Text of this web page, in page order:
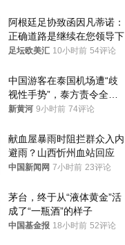
阿根廷足协致函因凡蒂诺：
正确道路是继续在您领导下
足坛欧美汇 10小时前 54评论
中国游客在泰国机场遭“歧
视性手势”，泰方责令全面
调查，对责任人采取最严厉
新黄河 9小时前 74评论
献血屋暴雨时阻拦群众入内
避雨？山西忻州血站回应
中国新闻网 7小时前 23评论
茅台，终于从“液体黄金”活
成了“一瓶酒”的样子
中国基金报 18小时前 52评论